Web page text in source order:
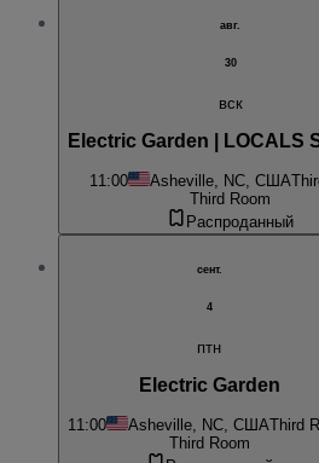
авг.
30
вск
Electric Garden | LOCALS
11:00 Asheville, NC, США
Third Room
Распроданный
сент.
4
птн
Electric Garden
11:00 Asheville, NC, СШАThird
Third Room